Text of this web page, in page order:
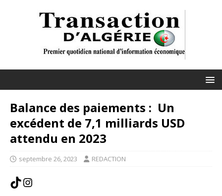
Balance des paiements : Un
excédent de 7,1 milliards USD
attendu en 2023
septembre 26, 2023 REDACTION